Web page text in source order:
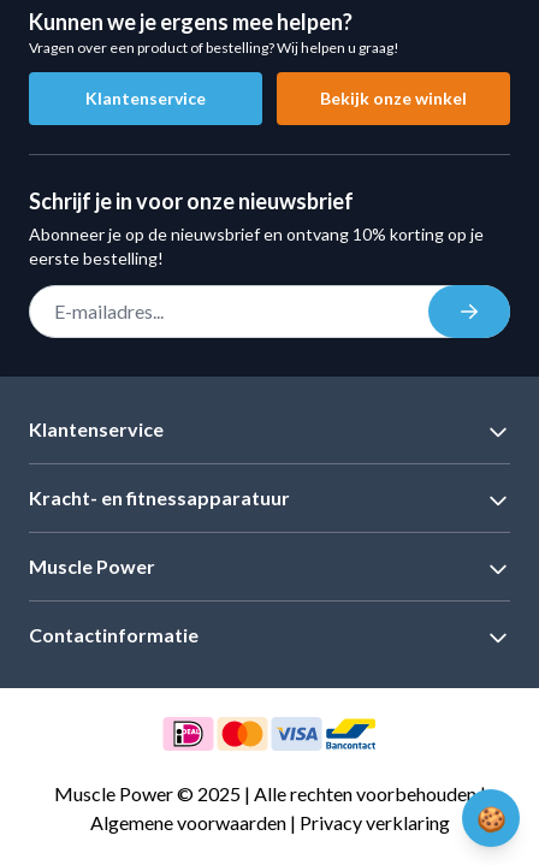
Kunnen we je ergens mee helpen?
Vragen over een product of bestelling? Wij helpen u graag!
Klantenservice Bekijk onze winkel
Schrijf je in voor onze nieuwsbrief
Abonneer je op de nieuwsbrief en ontvang 10% korting op je
eerste bestelling!
Klantenservice
Kracht- en fitnessapparatuur
Muscle Power
Contactinformatie
Muscle Power © 2025 | Alle rechten voorbehouden |
Algemene voorwaarden| Privacy verklaring 🍪